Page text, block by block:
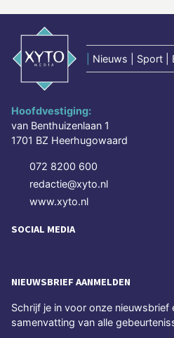
Nieuws | Sport |
Hoofdvestiging:
van Benthuizenlaan 1
1701 BZ Heerhugowaard
072 8200 600
redactie@xyto.nl
www.xyto.nl
SOCIAL MEDIA
NIEUWSBRIEF AANMELDEN
Schrijf je in voor onze nieuwsbrief
samenvatting van alle